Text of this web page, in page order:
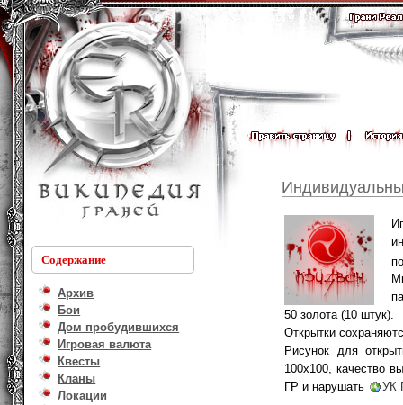
Содержание
Архив
Бои
Дом пробудившихся
Игровая валюта
Квесты
Кланы
Локации
50 золота (10 штук).
Открытки
Рисунок для
100х100, качество
ГР и нарушать
УК